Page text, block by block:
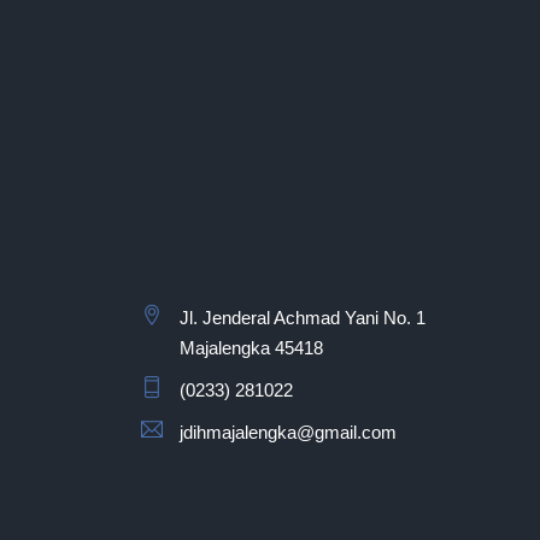
Jl. Jenderal Achmad Yani No. 1
Majalengka 45418
(0233) 281022
jdihmajalengka@gmail.com